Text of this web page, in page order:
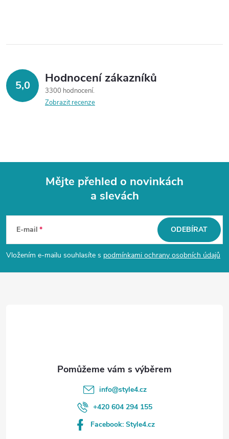
5,0 Hodnocení zákazníků
3300 hodnocení
Zobrazit recenze
p
a
Mějte přehled o novinkách
a slevách
E-mail
Vložením e-mailu souhlasíte s podmínkami ochrany osobních údajů
ODEBÍRAT
info@style4.cz
+420 604 294 155
Facebook: Style4.cz